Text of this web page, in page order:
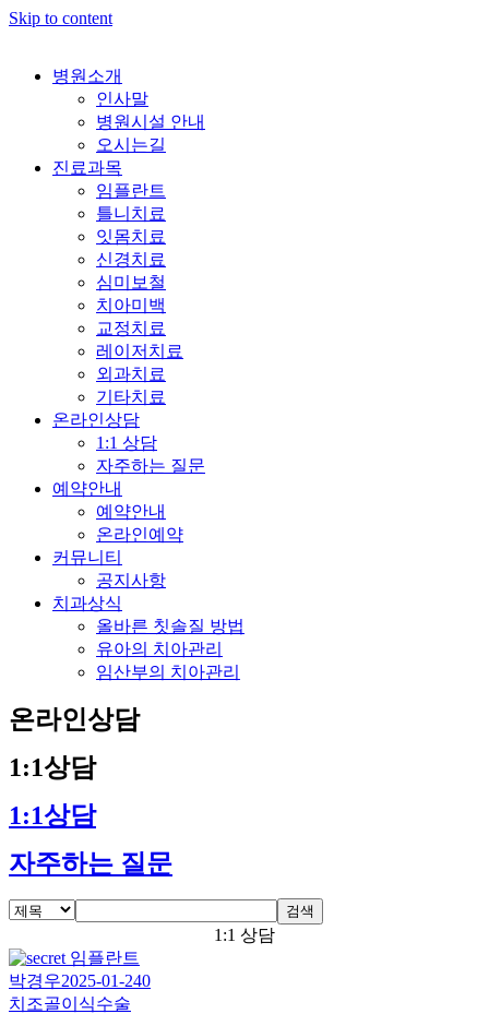
Skip to content
병원소개
인사말
병원시설 안내
오시는길
진료과목
임플란트
틀니치료
잇몸치료
신경치료
심미보철
치아미백
교정치료
레이저치료
외과치료
기타치료
온라인상담
1:1 상담
자주하는 질문
예약안내
예약안내
온라인예약
커뮤니티
공지사항
치과상식
올바른 칫솔질 방법
유아의 치아관리
임산부의 치아관리
온라인상담
1:1상담
1:1상담
자주하는 질문
검색
1:1 상담
임플란트
박경우2025-01-240
치조골이식수술